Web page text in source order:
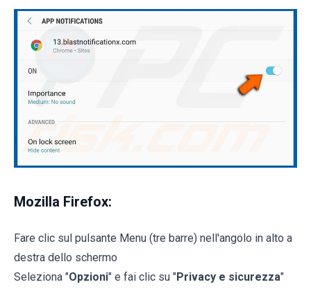
Mozilla Firefox:
Fare clic sul pulsante Menu (tre barre) nell'angolo in alto a
destra dello schermo
Seleziona "Opzioni" e fai clic su "Privacy e sicurezza"